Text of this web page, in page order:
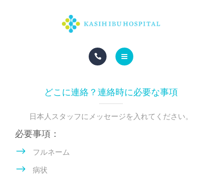
どこに連絡？連絡時に必要な事項
日本人スタッフにメッセージを入れてください。
必要事項：
フルネーム
病状